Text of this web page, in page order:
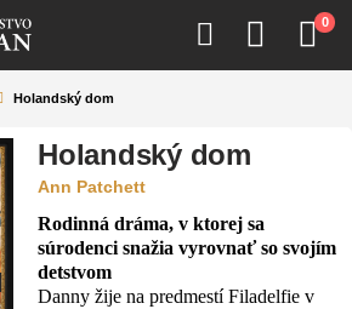
0
Holandský dom
Holandský dom
Ann Patchett
Rodinná dráma, v ktorej sa
súrodenci snažia vyrovnať so svojím
detstvom
Danny žije na predmestí Filadelfie v